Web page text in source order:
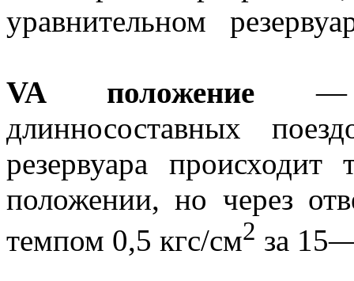
уравнительном
VA положение —
длинносоставных
резервуара
положении, но через
темпом 0,5 кгс/см2 за